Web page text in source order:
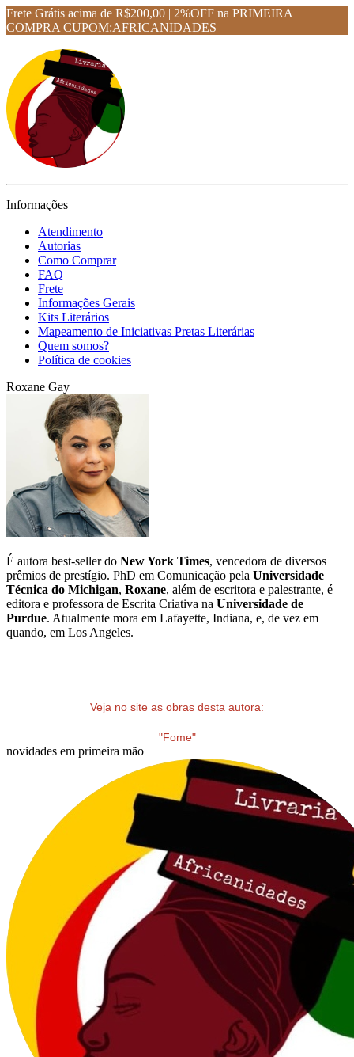
Frete Grátis acima de R$200,00 | 2%OFF na PRIMEIRA
COMPRA CUPOM:AFRICANIDADES
Informações
Atendimento
Autorias
Como Comprar
FAQ
Frete
Informações Gerais
Kits Literários
Mapeamento de Iniciativas Pretas Literárias
Quem somos?
Política de cookies
Roxane Gay
É autora best-seller do New York Times, vencedora de diversos
prêmios de prestígio. PhD em Comunicação pela Universidade
Técnica do Michigan, Roxane, além de escritora e palestrante, é
editora e professora de Escrita Criativa na Universidade de
Purdue. Atualmente mora em Lafayette, Indiana, e, de vez em
quando, em Los Angeles.
Veja no site as obras desta autora:
"Fome"
novidades em primeira mão